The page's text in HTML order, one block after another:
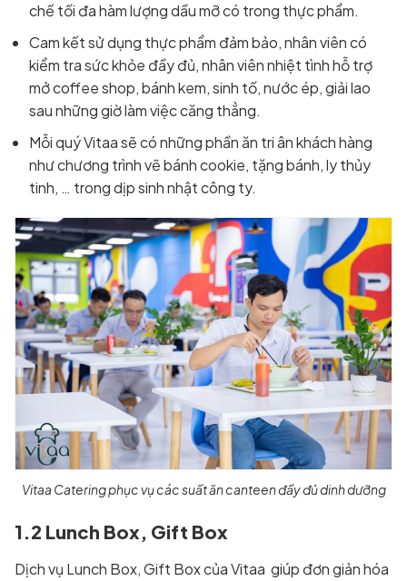
chế tối đa hàm lượng dầu mỡ có trong thực phẩm.
Cam kết sử dụng thực phẩm đảm bảo, nhân viên có
kiểm tra sức khỏe đầy đủ, nhân viên nhiệt tình hỗ trợ
mở coffee shop, bánh kem, sinh tố, nước ép, giải lao
sau những giờ làm việc căng thẳng.
Mỗi quý Vitaa sẽ có những phần ăn tri ân khách hàng
như chương trình vẽ bánh cookie, tặng bánh, ly thủy
tinh, … trong dịp sinh nhật công ty.
Vitaa Catering phục vụ các suất ăn canteen đầy đủ dinh dưỡng
1.2 Lunch Box, Gift Box
Dịch vụ Lunch Box, Gift Box của Vitaa giúp đơn giản hóa